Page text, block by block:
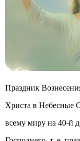
Праздник
Христа в Небесные
всему миру на 40-й